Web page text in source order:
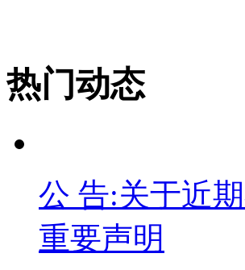
热门动态
公 告:关于近
重要声明